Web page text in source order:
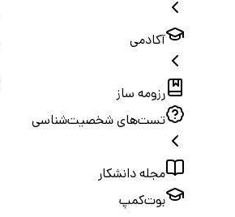
آکادمی
رزومه ساز
تست‌های شخصیت‌شناسی
مجله دانشکار
بوت‌کمپ